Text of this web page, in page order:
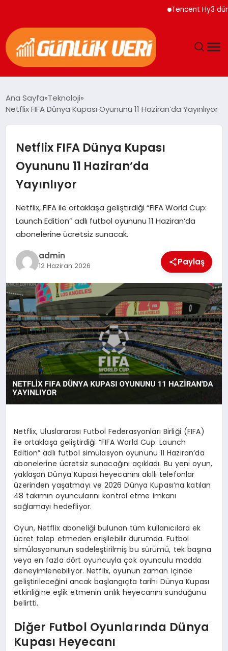
Tencent Hy3 dünya
YAŞAM
EĞITIM
GENEL
SPOR
Ana Sayfa Teknoloji
Netflix FIFA Dünya Kupası Oyununu 11 Haziran’da Yayınlıyor
Netflix FIFA Dünya Kupası
Oyununu 11 Haziran’da
Yayınlıyor
Netflix, FIFA ile ortaklaşa geliştirdiği “FIFA World Cup:
Launch Edition” adlı futbol oyununu 11 Haziran’da
abonelerine ücretsiz sunacak.
admin
12 Haziran 2026 Paylaş
Netflix, Uluslararası Futbol Federasyonları Birliği (FIFA)
ile ortaklaşa geliştirdiği “FIFA World Cup: Launch
Edition” adlı futbol simülasyon oyununu 11 Haziran’da
abonelerine ücretsiz sunacağını açıkladı. Bu yeni oyun,
yaklaşan Dünya Kupası heyecanını akıllı telefonlar
üzerinden yaşatmayı ve 2026 Dünya Kupası’na katılan
48 takımın oyuncularını kontrol etme imkanı
sağlamayı hedefliyor.
Oyun, Netflix aboneliği bulunan tüm kullanıcılara ek
ücret talep etmeden erişilebilir durumda. Futbol
simülasyonunun sadeleştirilmiş bu sürümü, tek başına
veya en fazla dört oyuncuyla çok oyunculu modda
deneyimlenebiliyor. Netflix, oyunun zaman içinde
geliştirileceğini ancak başlangıçta tarihi Dünya Kupası
etkinliğine eşlik etmenin anlık heyecanını sunduğunu
belirtti.
Diğer Futbol Oyunlarında Dünya
Kupası Heyecanı